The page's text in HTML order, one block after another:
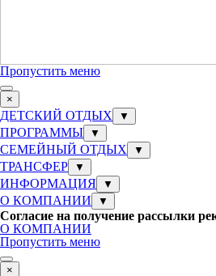
Пропустить меню
×
ДЕТСКИЙ ОТДЫХ ▼
ПРОГРАММЫ ▼
СЕМЕЙНЫЙ ОТДЫХ ▼
ТРАНСФЕР ▼
ИНФОРМАЦИЯ ▼
О КОМПАНИИ ▼
Согласие на получение рассылки
О КОМПАНИИ
Пропустить меню
×